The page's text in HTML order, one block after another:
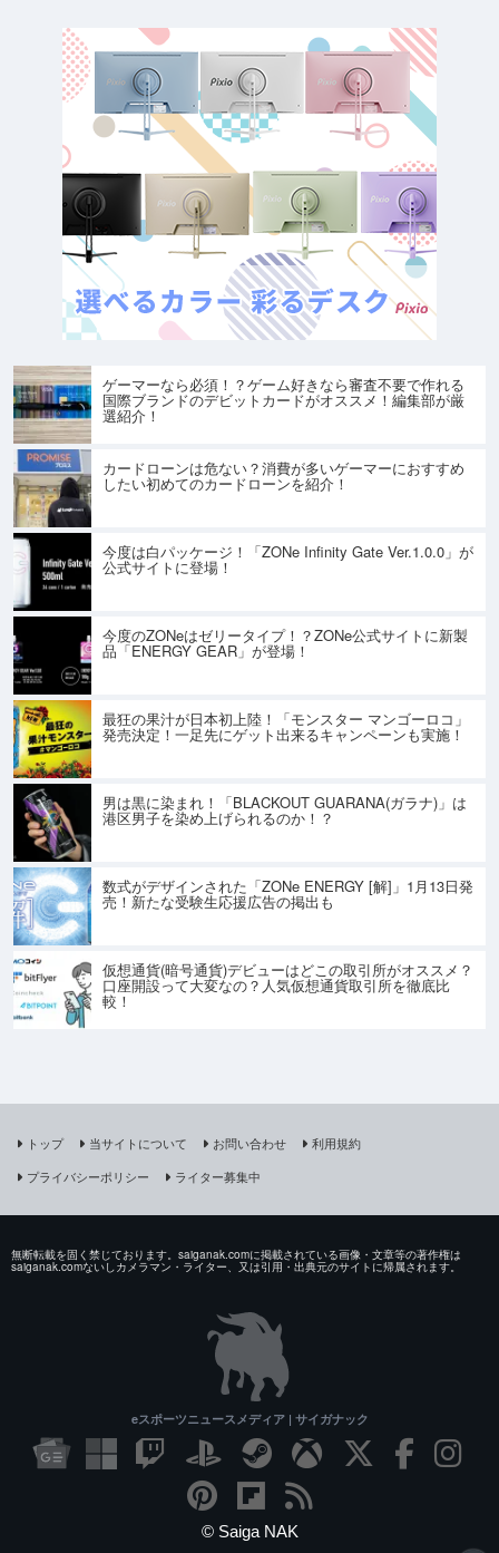
ゲーマーなら必須！？ゲーム好きなら審査不要で作れる
国際ブランドのデビットカードがオススメ！編集部が厳
選紹介！
カードローンは危ない？消費が多いゲーマーにおすすめ
したい初めてのカードローンを紹介！
今度は白パッケージ！「ZONe Infinity Gate Ver.1.0.0」が
公式サイトに登場！
今度のZONeはゼリータイプ！？ZONe公式サイトに新製
品「ENERGY GEAR」が登場！
最狂の果汁が日本初上陸！「モンスター マンゴーロコ」
発売決定！一足先にゲット出来るキャンペーンも実施！
男は黒に染まれ！「BLACKOUT GUARANA(ガラナ)」は
港区男子を染め上げられるのか！？
数式がデザインされた「ZONe ENERGY [解]」1月13日発
売！新たな受験生応援広告の掲出も
仮想通貨(暗号通貨)デビューはどこの取引所がオススメ？
口座開設って大変なの？人気仮想通貨取引所を徹底比
較！
トップ 当サイトについて お問い合わせ
利用規約
プライバシーポリシー
ライター募集中
無断転載を固く禁じております。saiganak.comに掲載されている画像・文章等の著作権は
saiganak.comないしカメラマン・ライター、又は引用・出典元のサイトに帰属されます。
eスポーツニュースメディア | サイガナック
© Saiga NAK